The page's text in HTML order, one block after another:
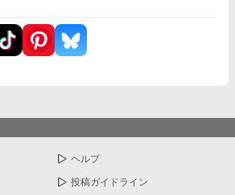
ヘルプ
投稿ガイドライン